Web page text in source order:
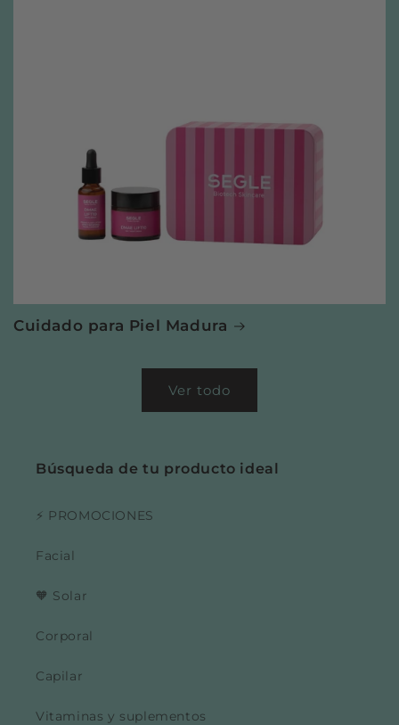
Cuidado para Piel Madura
Ver todo
Búsqueda de tu producto ideal
⚡ PROMOCIONES
Facial
🧡 Solar
Corporal
Capilar
Vitaminas y suplementos